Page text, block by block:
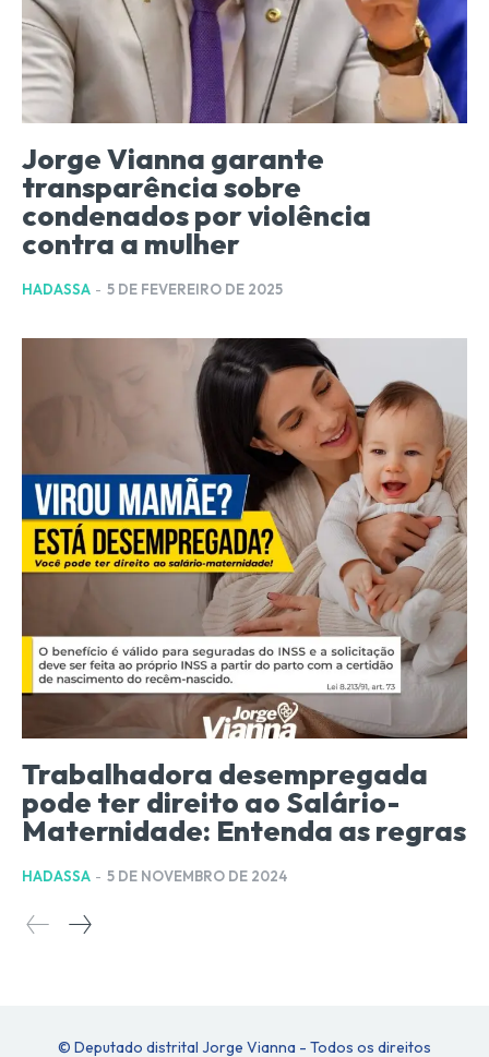
Jorge Vianna garante
transparência sobre
condenados por violência
contra a mulher
HADASSA - 5 DE FEVEREIRO DE 2025
Trabalhadora desempregada
pode ter direito ao Salário-
Maternidade: Entenda as regras
HADASSA - 5 DE NOVEMBRO DE 2024
© Deputado distrital Jorge Vianna - Todos os direitos